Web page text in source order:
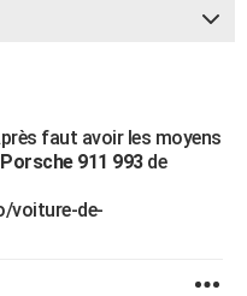
faut avoir les moyens
Porsche 911 993 de
voiture-de-